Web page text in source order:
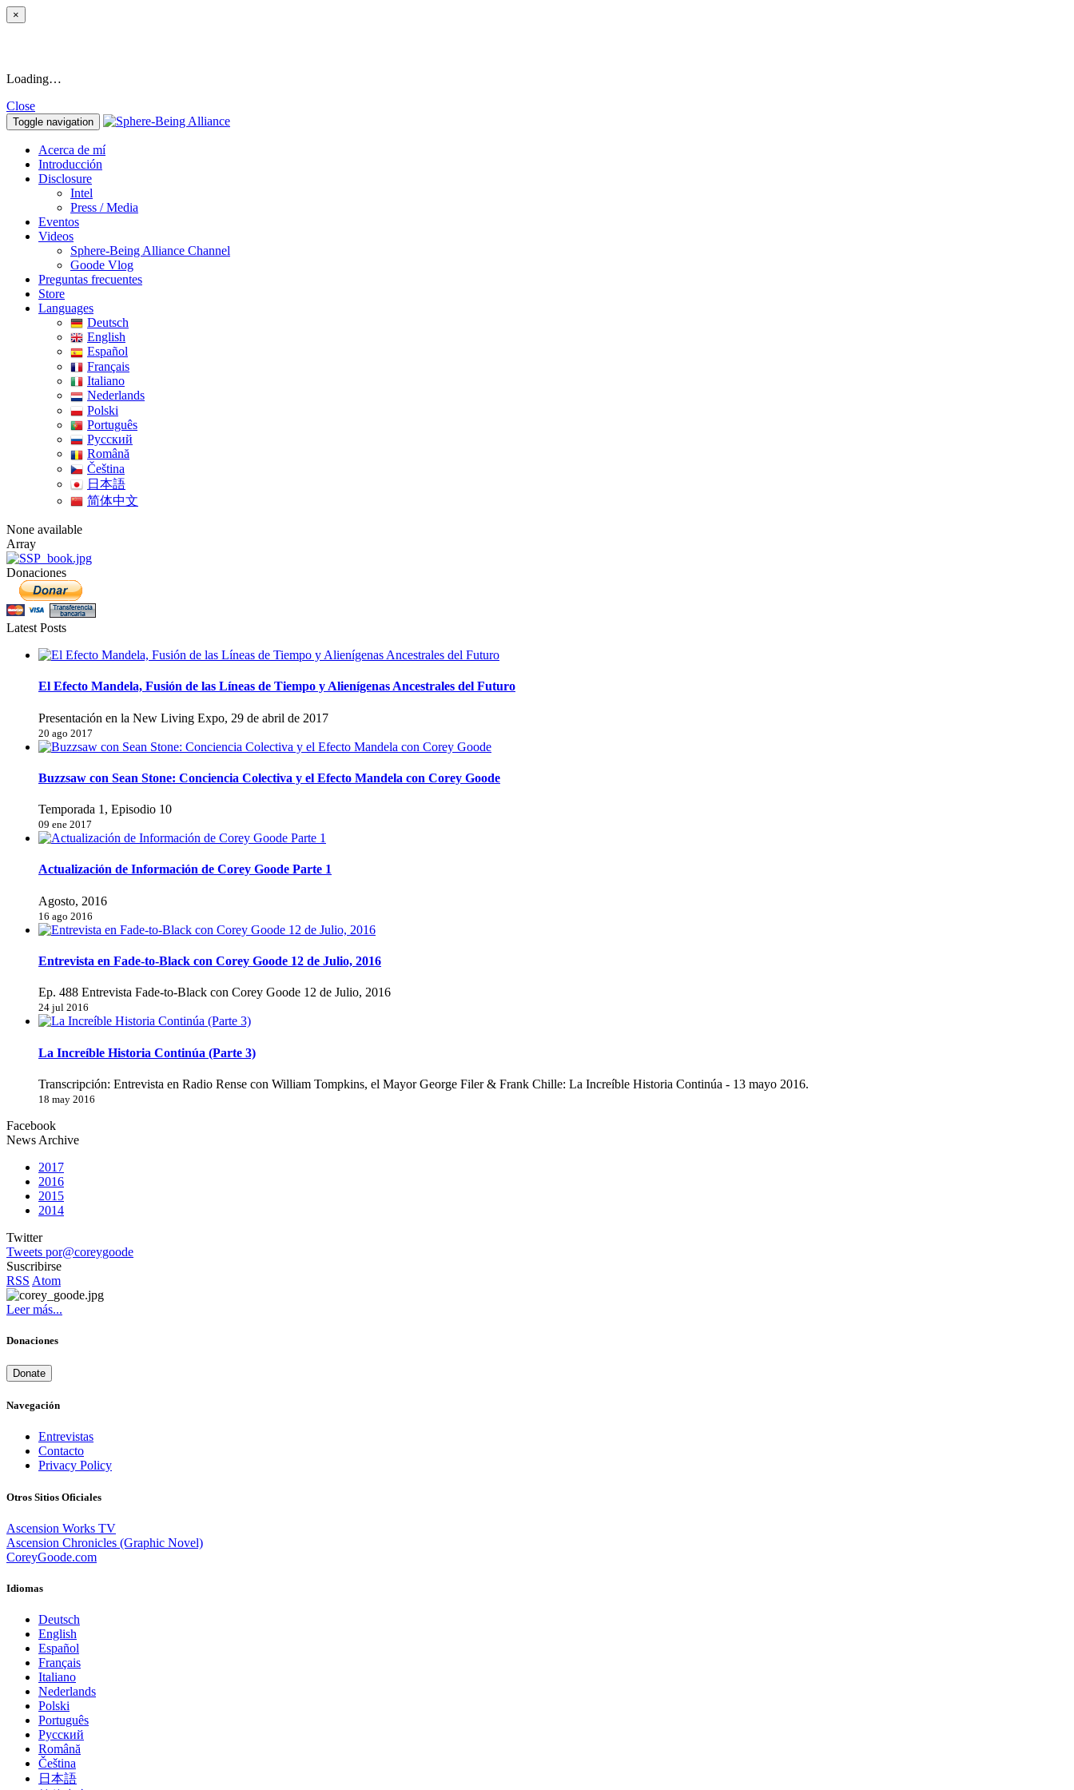
×
Loading…
Close
Toggle navigation
Acerca de mí
Introducción
Disclosure
Intel
Press / Media
Eventos
Videos
Sphere-Being Alliance Channel
Goode Vlog
Preguntas frecuentes
Store
Languages
Deutsch
English
Español
Français
Italiano
Nederlands
Polski
Português
Pусский
Română
Čeština
日本語
简体中文
None available
Array
Donaciones
Latest Posts
El Efecto Mandela, Fusión de las Líneas de Tiempo y Alienígenas Ancestrales del Futuro
Presentación en la New Living Expo, 29 de abril de 2017
20 ago 2017
Buzzsaw con Sean Stone: Conciencia Colectiva y el Efecto Mandela con Corey Goode
Temporada 1, Episodio 10
09 ene 2017
Actualización de Información de Corey Goode Parte 1
Agosto, 2016
16 ago 2016
Entrevista en Fade-to-Black con Corey Goode 12 de Julio, 2016
Ep. 488 Entrevista Fade-to-Black con Corey Goode 12 de Julio, 2016
24 jul 2016
La Increíble Historia Continúa (Parte 3)
Transcripción: Entrevista en Radio Rense con William Tompkins, el Mayor George Filer & Frank Chille: La Increíble Historia Continúa - 13 mayo 2016.
18 may 2016
Facebook
News Archive
2017
2016
2015
2014
Twitter
Tweets por@coreygoode
Suscribirse
RSS Atom
Leer más...
Donaciones
Donate
Navegación
Entrevistas
Contacto
Privacy Policy
Otros Sitios Oficiales
Ascension Works TV
Ascension Chronicles (Graphic Novel)
CoreyGoode.com
Idiomas
Deutsch
English
Español
Français
Italiano
Nederlands
Polski
Português
Pусский
Română
Čeština
日本語